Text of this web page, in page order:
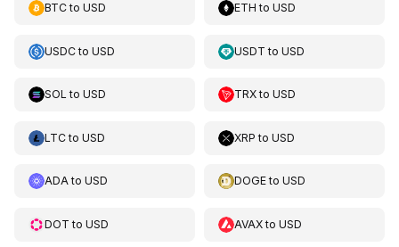
BTCto USD ETH toUSD
USDCto USD USDT toUSD
SOL to USD TRXtoUSD
LTCto USD XRP toUSD
ADAto USD DOGEtoUSD
DOT to USD AVAXtoUSD